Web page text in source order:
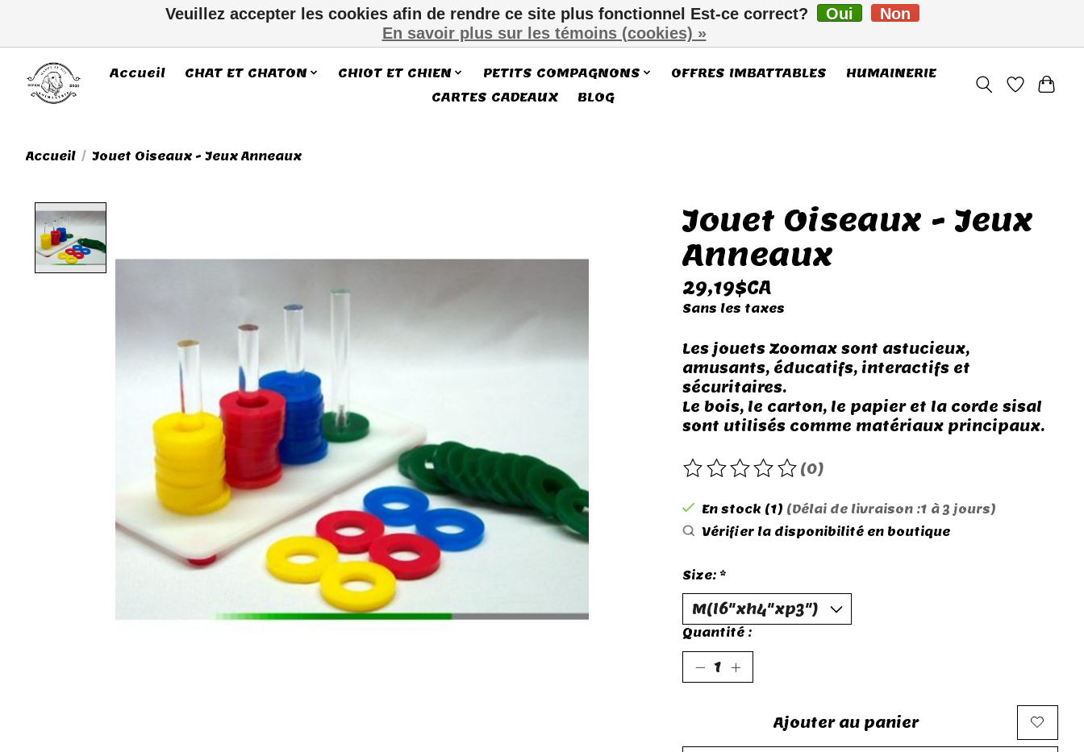
Accueil CHAT ET CHATON CHIOT ET CHIEN PETITS COMPAGNONS OFFRES IMBATTABLES
HUMAINERIE
CARTES CADEAUX
BLOG
Accueil / Jouet Oiseaux - Jeux Anneaux
Jouet Oiseaux - Jeux
Anneaux
29,19$CA
Sans les taxes
Les jouets Zoomax sont astucieux,
amusants, éducatifs, interactifs et
sécuritaires.
Le bois, le carton, le papier et la corde sisal
sont utilisés comme matériaux principaux.
Ce produit est évalué à
(0)
En stock (1) (Délai de livraison :1 à 3 jours)
Vérifier la disponibilité en boutique
Size: *
Quantité :
Ajouter au panier
Veuillez accepter les cookies afin de rendre ce site plus fonctionnel Est-ce correct? Oui
Non
En savoir plus sur les témoins (cookies) »